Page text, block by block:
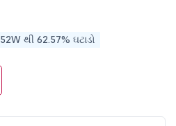
52W થી 62.57% ઘટાડો